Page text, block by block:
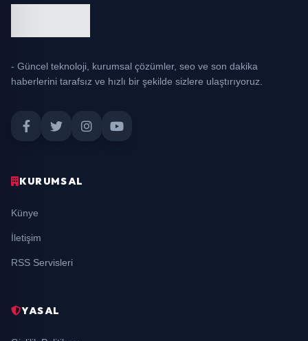
- Güncel teknoloji, kurumsal çözümler, seo ve son dakika
haberlerini tarafsız ve hızlı bir şekilde sizlere ulaştırıyoruz.
KURUMSAL
Künye
İletişim
RSS Servisleri
YASAL